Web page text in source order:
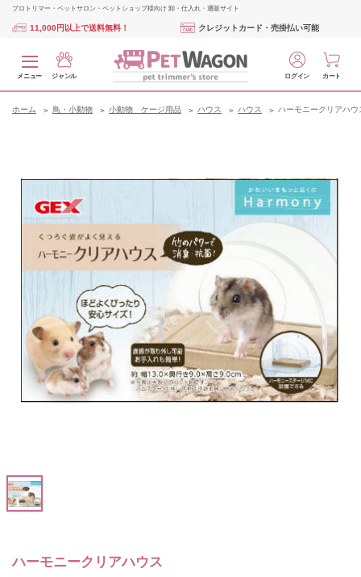
プロトリマー・ペットサロン・ペットショップ様向け 卸・仕入れ・通販サイト
11,000円以上で送料無料！ クレジットカード・売掛払い可能
メニュー ジャンル ログイン カート
ホーム 鳥・小動物 小動物 ケージ用品 ハウス ハウス ハーモニークリアハウ
ハーモニークリアハウス